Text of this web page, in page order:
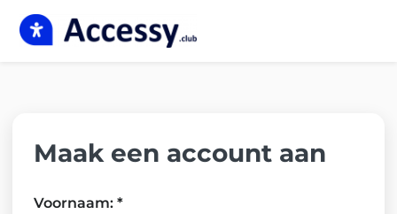
Maak een account aan
Voornaam: *